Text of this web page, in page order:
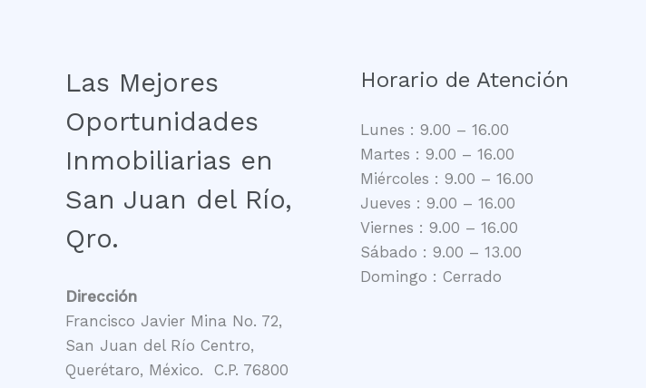
Las Mejores
Oportunidades
Inmobiliarias en
San Juan del Río,
Qro.
Dirección
Francisco Javier Mina No. 72,
San Juan del Río Centro,
Querétaro, México. C.P. 76800
Horario de Atención
Lunes : 9.00 – 16.00
Martes : 9.00 – 16.00
Miércoles : 9.00 – 16.00
Jueves : 9.00 – 16.00
Viernes : 9.00 – 16.00
Sábado : 9.00 – 13.00
Domingo : Cerrado